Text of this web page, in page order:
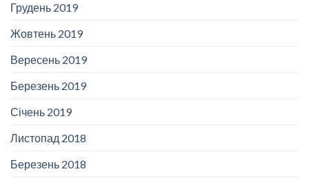
Грудень 2019
Жовтень 2019
Вересень 2019
Березень 2019
Січень 2019
Листопад 2018
Березень 2018